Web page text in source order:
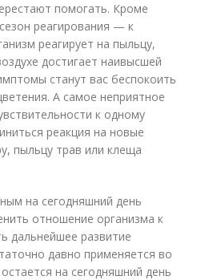
помогать. Кроме
реагирования — к
реагирует на пыльцу,
достигает наивысшей
станут вас беспокоить
А самое неприятное
к одному
реакция на новые
пыльцу трав или клеща
на сегодняшний день
отношение организма к
дальнейшее развитие
давно применяется во
на сегодняшний день